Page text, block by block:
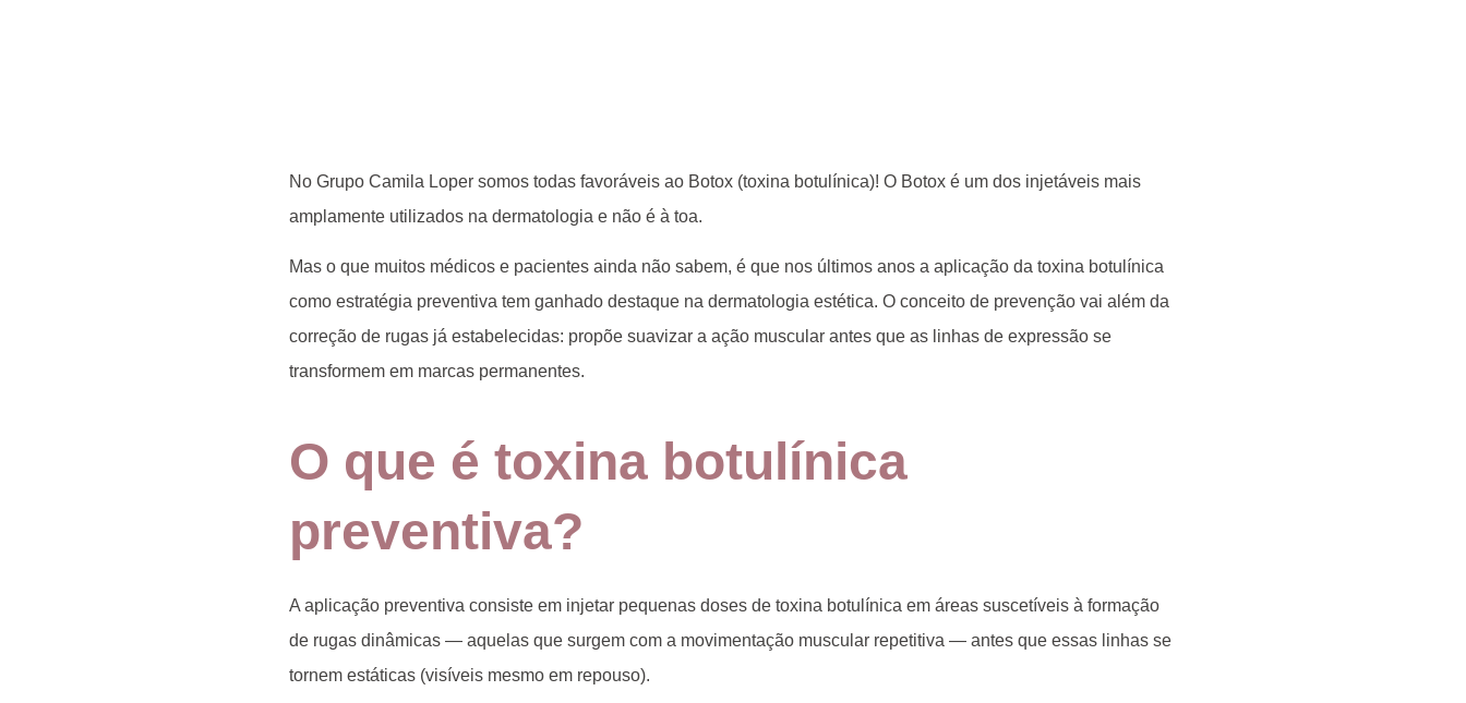
No Grupo Camila Loper somos todas favoráveis ao Botox (toxina botulínica)! O Botox é um dos injetáveis mais
amplamente utilizados na dermatologia e não é à toa.
Mas o que muitos médicos e pacientes ainda não sabem, é que nos últimos anos a aplicação da toxina botulínica
como estratégia preventiva tem ganhado destaque na dermatologia estética. O conceito de prevenção vai além da
correção de rugas já estabelecidas: propõe suavizar a ação muscular antes que as linhas de expressão se
transformem em marcas permanentes.
O que é toxina botulínica
preventiva?
A aplicação preventiva consiste em injetar pequenas doses de toxina botulínica em áreas suscetíveis à formação
de rugas dinâmicas — aquelas que surgem com a movimentação muscular repetitiva — antesque essas linhas se
tornem estáticas (visíveis mesmo em repouso).